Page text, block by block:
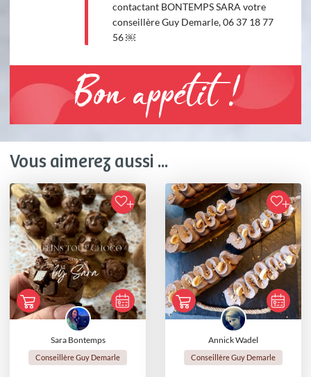
contactant BONTEMPS SARA votre
conseillère Guy Demarle, 06 37 18 77
56 ￼
Bon appétit !
Vous aimerez aussi ...
Sara Bontemps
Conseillère Guy Demarle
Annick Wadel
Conseillère Guy Demarle